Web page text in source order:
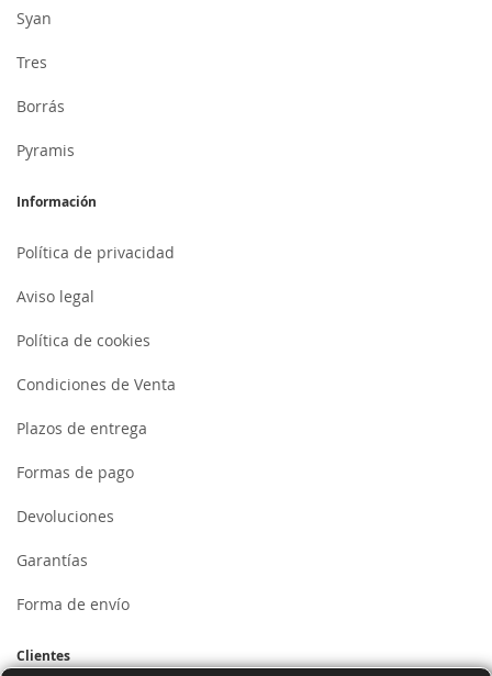
Syan
Tres
Borrás
Pyramis
Información
Política de privacidad
Aviso legal
Política de cookies
Condiciones de Venta
Plazos de entrega
Formas de pago
Devoluciones
Garantías
Forma de envío
Clientes